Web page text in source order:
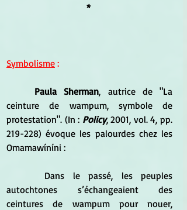
*
Symbolisme :
Paula Sherman, autrice de "La
ceinture de wampum, symbole de
protestation". (In : Policy, 2001, vol. 4, pp.
219-228) évoque les palourdes chez les
Omamawíníni :
autochtones s’échangeaient des
ceintures de wampum pour nouer,